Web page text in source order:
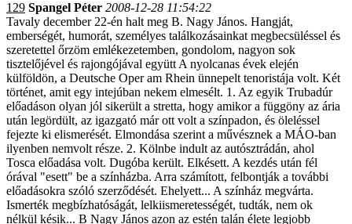
129 Spangel Péter 2008-12-28 11:54:22
Tavaly december 22-én halt meg B. Nagy János. Hangját,
emberségét, humorát, személyes találkozásainkat megbecsüléssel és
szeretettel őrzöm emlékezetemben, gondolom, nagyon sok
tisztelőjével és rajongójával együtt A nyolcanas évek elején
külföldön, a Deutsche Oper am Rhein ünnepelt tenoristája volt. Két
történet, amit egy intejúban nekem elmesélt. 1. Az egyik Trubadúr
előadáson olyan jól sikerült a stretta, hogy amikor a függöny az ária
után legördült, az igazgató már ott volt a színpadon, és öleléssel
fejezte ki elismerését. Elmondása szerint a művésznek a MÁO-ban
ilyenben nemvolt része. 2. Kölnbe indult az autósztrádán, ahol
Tosca előadása volt. Dugóba került. Elkésett. A kezdés után fél
órával "esett" be a színházba. Arra számított, felbontják a további
előadásokra szóló szerződését. Ehelyett... A színház megvárta.
Ismerték megbízhatóságát, lelkiismeretességét, tudták, nem ok
nélkül késik... B Nagy János azon az estén talán élete legjobb